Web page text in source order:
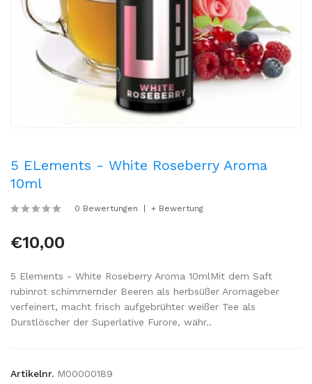
5 ELements - White Roseberry Aroma
10ml
0 Bewertungen + Bewertung
€10,00
5 Elements - White Roseberry Aroma 10mlMit dem Saft
rubinrot schimmernder Beeren als herbsüßer Aromageber
verfeinert, macht frisch aufgebrühter weißer Tee als
Durstlöscher der Superlative Furore, währ..
Artikelnr. M00000189